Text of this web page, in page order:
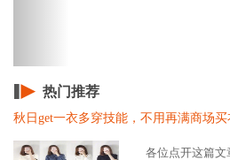
热门推荐
秋日get一衣多穿技能，不用再满商场买
各位点开这篇